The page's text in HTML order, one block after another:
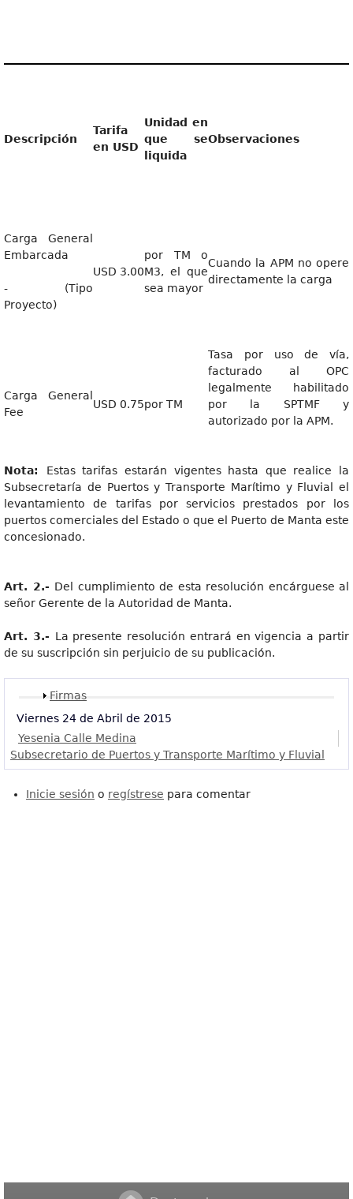
Descripción
Tarifa
en USD
Unidad en
que se
liquida
Observaciones
Carga General
Embarcada
- (Tipo
Proyecto)
USD 3.00
por TM o
M3, el que
sea mayor
Cuando la APM no opere
directamente la carga
Carga General
Fee
USD 0.75por TM
Tasa por uso de vía,
facturado al OPC
legalmente habilitado
por la SPTMF y
autorizado por la APM.
Nota: Estas tarifas estarán vigentes hasta que realice la
Subsecretaría de Puertos y Transporte Marítimo y Fluvial el
levantamiento de tarifas por servicios prestados por los
puertos comerciales del Estado o que el Puerto de Manta este
concesionado.
Art. 2.- Del cumplimiento de esta resolución encárguese al
señor Gerente de la Autoridad de Manta.
Art. 3.- La presente resolución entrará en vigencia a partir
de su suscripción sin perjuicio de su publicación.
Mostrar
Firmas
Viernes 24 de Abril de 2015
Yesenia Calle Medina
Subsecretario de Puertos y Transporte Marítimo y Fluvial
Inicie sesión o regístrese para comentar